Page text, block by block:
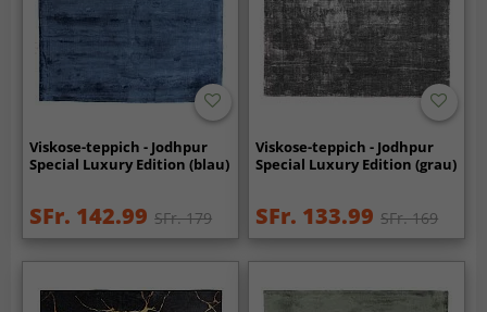
Viskose-teppich - Jodhpur
Special Luxury Edition (blau)
SFr. 142.99 SFr. 179
Viskose-teppich - Jodhpur
Special Luxury Edition (grau)
SFr. 133.99 SFr. 169